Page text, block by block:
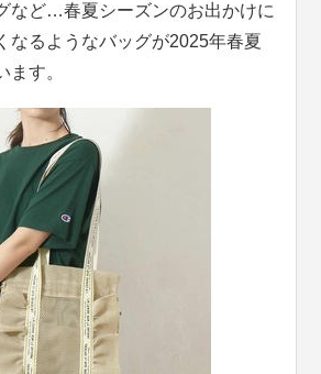
など…春夏シーズンのお出かけに
なるようなバッグが2025年春夏
ます。